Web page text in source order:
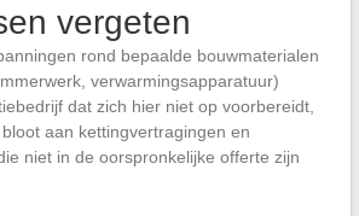
vergeten
rond bepaalde bouwmaterialen
verwarmingsapparatuur)
dat zich hier niet op voorbereidt,
aan kettingvertragingen en
niet in de oorspronkelijke offerte zijn